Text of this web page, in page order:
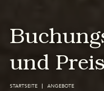
und
STARTSEITE ANGEBOTE